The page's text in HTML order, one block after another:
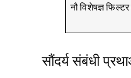
नौ विशेषज्ञ
सौंदर्य संबंधी